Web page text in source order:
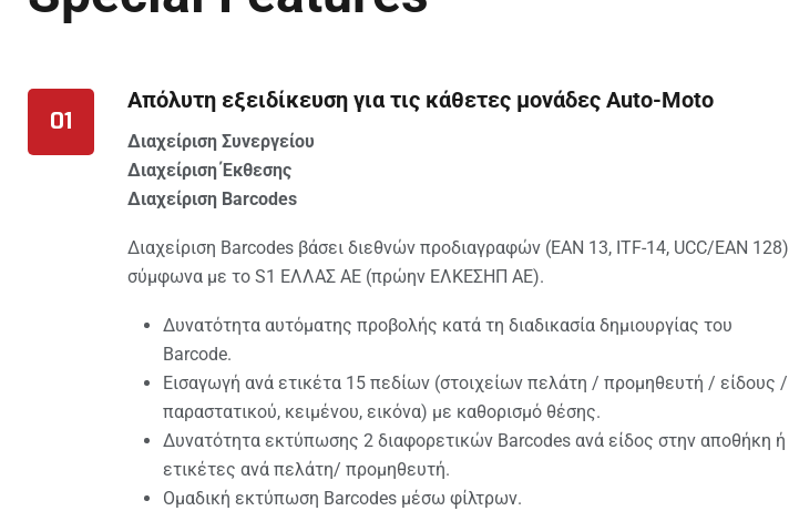
01
Απόλυτη εξειδίκευση για τις κάθετες μονάδες Auto-Moto
Διαχείριση Συνεργείου
Διαχείριση Έκθεσης
Διαχείριση Barcodes
Διαχείριση Barcodes βάσει διεθνών προδιαγραφών (ΕΑΝ 13, ITF-14, UCC/EAN 128)
σύμφωνα με το S1 ΕΛΛΑΣ ΑΕ (πρώην ΕΛΚΕΣΗΠ ΑΕ).
Δυνατότητα αυτόματης προβολής κατά τη διαδικασία δημιουργίας του
Barcode.
Εισαγωγή ανά ετικέτα 15 πεδίων (στοιχείων πελάτη / προμηθευτή / είδους /
παραστατικού, κειμένου, εικόνα) με καθορισμό θέσης.
Δυνατότητα εκτύπωσης 2 διαφορετικών Barcodes ανά είδος στην αποθήκη ή
ετικέτες ανά πελάτη/ προμηθευτή.
Ομαδική εκτύπωση Barcodes μέσω φίλτρων.